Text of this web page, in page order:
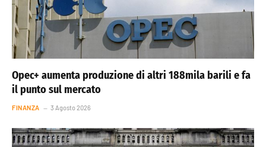
Opec+ aumenta produzione di altri 188mila barili e fa
il punto sul mercato
FINANZA 3 Agosto 2026